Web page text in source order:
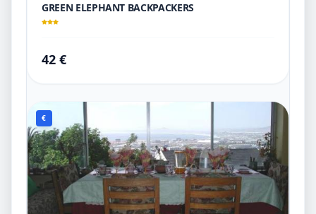
GREEN ELEPHANT BACKPACKERS
42 €
€